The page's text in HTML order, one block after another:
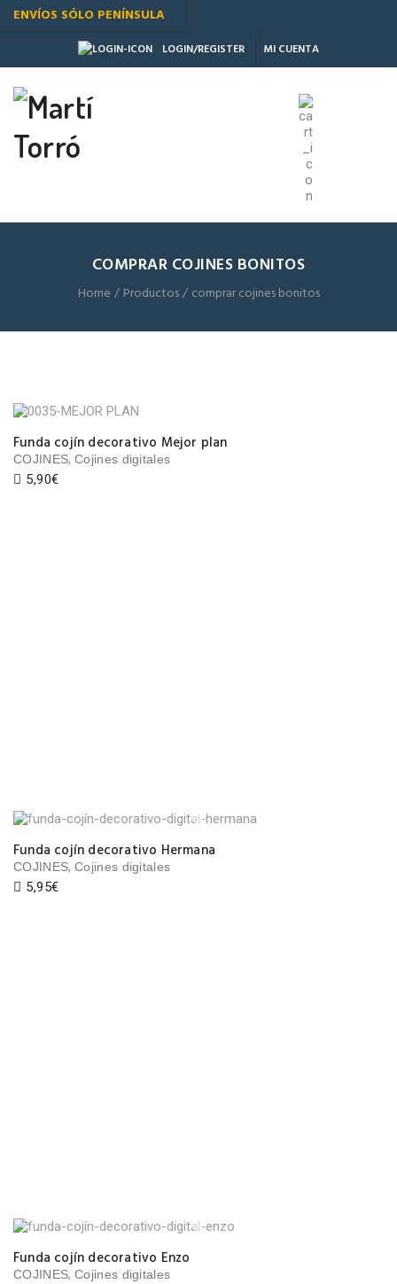
ENVÍOS SÓLO PENÍNSULA
LOGIN/REGISTER MI CUENTA
COMPRAR COJINES BONITOS
Home Productos comprar cojines bonitos
Funda cojín decorativo Mejor plan
COJINES,Cojines digitales
5,90€
Funda cojín decorativo Hermana
COJINES,Cojines digitales
5,95€
Funda cojín decorativo Enzo
COJINES,Cojines digitales